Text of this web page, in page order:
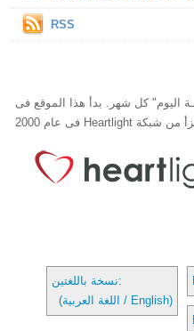
RSS
يقرأ "آيــة اليوم" كل شهر. بدأ هذا الموقع فى
نسخة باللغتين:
(اللغة العربية / English)